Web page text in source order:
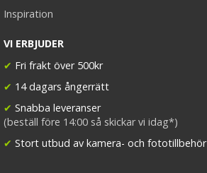
Inspiration
VI ERBJUDER
✔ Fri frakt över 500kr
✔ 14 dagars ångerrätt
✔ Snabba leveranser
(beställ före 14:00 så skickar vi idag*)
✔ Stort utbud av kamera- och fototillbehör